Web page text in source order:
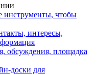
инструменты, чтобы
интересы,
обсуждения, площадка
доски для